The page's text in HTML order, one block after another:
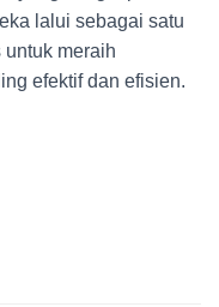
lalui sebagai satu
meraih
efektif dan efisien.